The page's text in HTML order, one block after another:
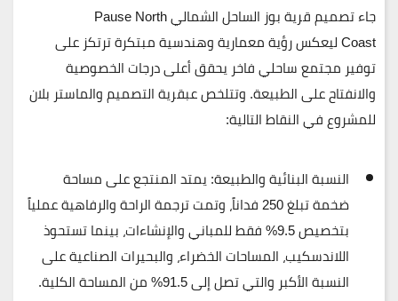
جاء تصميم
قرية بوز الساحل الشمالي Pause North
Coastليعكس رؤية معمارية وهندسية مبتكرة ترتكز على
توفير مجتمع ساحلي فاخر يحقق أعلى درجات الخصوصية
والانفتاح على الطبيعة. وتتلخص عبقرية التصميم والماستر بلان
للمشروع في النقاط التالية:
النسبة البنائية والطبيعة:يمتد المنتجع على مساحة
ضخمة تبلغ250 فداناً
، وتمت ترجمة الراحة والرفاهية عملياً
بتخصيص9.5% فقط للمباني والإنشاءات
، بينما تستحوذ
اللاندسكيب، المساحات الخضراء، والبحيرات الصناعية على
النسبة الأكبر والتي تصل إلى91.5% من المساحة الكلية.